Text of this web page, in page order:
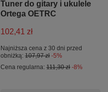
Tuner do gitary i ukulele
Ortega OETRC
102,41 zł
Najniższa cena z 30 dni przed
obniżką: 107,97 zł -5%
Cena regularna: 111,30 zł -8%